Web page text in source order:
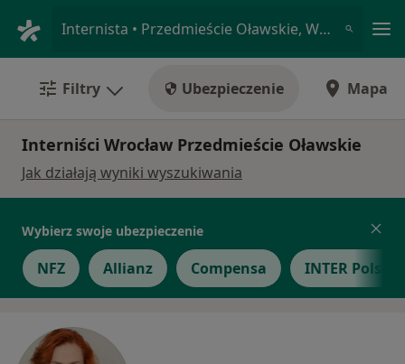
Internista • Przedmieście Oławskie, Wrocław, dolnośląskie
Filtry Ubezpieczenie Mapa
Interniści Wrocław Przedmieście Oławskie
Jak działają wyniki wyszukiwania
Wybierz swoje ubezpieczenie
NFZ Allianz Compensa INTER Polska